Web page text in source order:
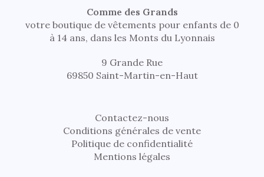
Comme des Grands
votre boutique de vêtements pour enfants de 0
à 14 ans, dans les Monts du Lyonnais
9 Grande Rue
69850 Saint-Martin-en-Haut
Contactez-nous
Conditions générales de vente
Politique de confidentialité
Mentions légales